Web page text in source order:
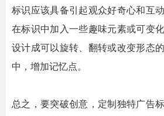
标识应该具备引起观众好奇心和互
在标识中加入一些趣味元素或可变
设计成可以旋转、翻转或改变形态
中，增加记忆点。
总之，要突破创意，定制独特广告